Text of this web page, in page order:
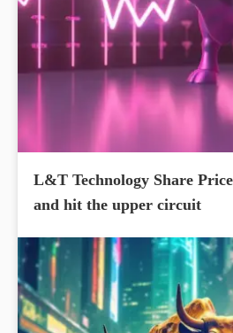
L&T Technology Share
and hit the upper circuit